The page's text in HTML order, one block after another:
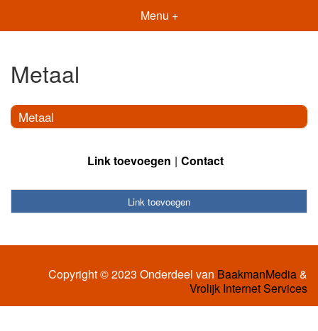
Menu +
Metaal
Metaal
Link toevoegen Contact
Link toevoegen
Copyright © 2023 Onderdeel van BaakmanMedia&
Vrolijk Internet Services